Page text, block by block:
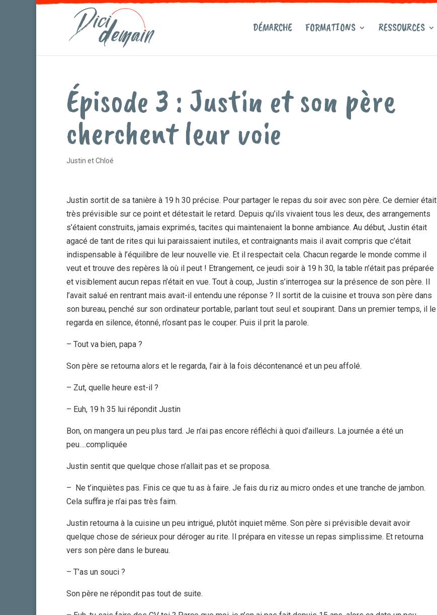
DÉMARCHE FORMATIONS RESSOURCES
Épisode 3 : Justin et son père
cherchent leur voie
Justin et Chloé
Justin sortit de sa tanière à 19 h 30 précise. Pour partager le repas du soir avec son père. Ce dernier était
très prévisible sur ce point et détestait le retard. Depuis qu’ils vivaient tous les deux, des arrangements
s’étaient construits, jamais exprimés, tacites qui maintenaient la bonne ambiance. Au début, Justin était
agacé de tant de rites qui lui paraissaient inutiles, et contraignants mais il avait compris que c’était
indispensable à l’équilibre de leur nouvelle vie. Et il respectait cela. Chacun regarde le monde comme il
veut et trouve des repères là où il peut ! Etrangement, ce jeudi soir à 19 h 30, la table n’était pas préparée
et visiblement aucun repas n’était en vue. Tout à coup, Justin s’interrogea sur la présence de son père. Il
l’avait salué en rentrant mais avait-il entendu une réponse ? Il sortit de la cuisine et trouva son père dans
son bureau, penché sur son ordinateur portable, parlant tout seul et soupirant. Dans un premier temps, il le
regarda en silence, étonné, n’osant pas le couper. Puis il prit la parole.
– Tout va bien, papa ?
Son père se retourna alors et le regarda, l’air à la fois décontenancé et un peu affolé.
– Zut, quelle heure est-il ?
– Euh, 19 h 35 lui répondit Justin
Bon, on mangera un peu plus tard. Je n’ai pas encore réfléchi à quoi d’ailleurs. La journée a été un
peu….compliquée
Justin sentit que quelque chose n’allait pas et se proposa.
– Ne t’inquiètes pas. Finis ce que tu as à faire. Je fais du riz au micro ondes et une tranche de jambon.
Cela suffira je n’ai pas très faim.
Justin retourna à la cuisine un peu intrigué, plutôt inquiet même. Son père si prévisible devait avoir
quelque chose de sérieux pour déroger au rite. Il prépara en vitesse un repas simplissime. Et retourna
vers son père dans le bureau.
– T’as un souci ?
Son père ne répondit pas tout de suite.